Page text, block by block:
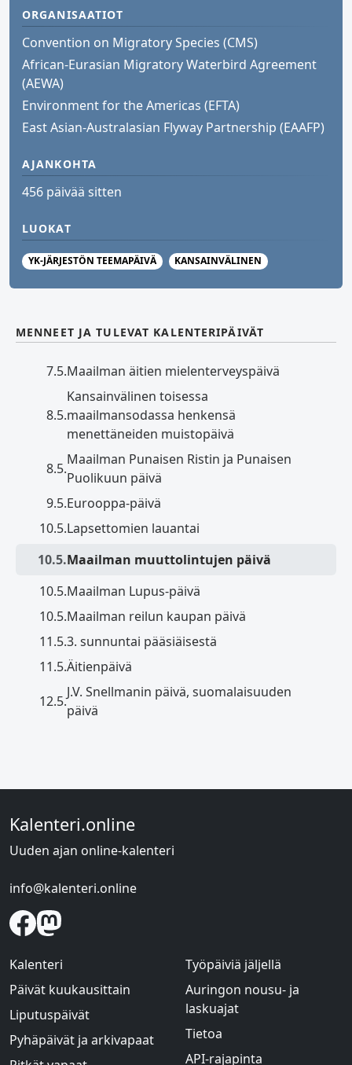
ORGANISAATIOT
Convention on Migratory Species (CMS)
African-Eurasian Migratory Waterbird Agreement
(AEWA)
Environment for the Americas (EFTA)
East Asian-Australasian Flyway Partnership (EAAFP)
AJANKOHTA
456 päivää sitten
LUOKAT
YK-JÄRJESTÖN TEEMAPÄIVÄ KANSAINVÄLINEN
MENNEET JA TULEVAT KALENTERIPÄIVÄT
7.5.Maailman äitien mielenterveyspäivä
8.5.
Kansainvälinen toisessa
maailmansodassa henkensä
menettäneiden muistopäivä
8.5.
Maailman Punaisen Ristin ja Punaisen
Puolikuun päivä
9.5.Eurooppa-päivä
10.5.Lapsettomien lauantai
10.5.Maailman muuttolintujen päivä
10.5.Maailman Lupus-päivä
10.5.Maailman reilun kaupan päivä
11.5.3. sunnuntai pääsiäisestä
11.5.Äitienpäivä
12.5.
J.V. Snellmanin päivä, suomalaisuuden
päivä
Kalenteri.online
Uuden ajan online-kalenteri
info@kalenteri.online
Kalenteri
Päivät kuukausittain
Liputuspäivät
Pyhäpäivät ja arkivapaat
Työpäiviä jäljellä
Auringon nousu- ja
laskuajat
Tietoa
API-rajapinta